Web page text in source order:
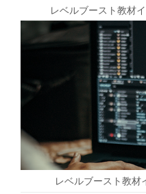
レベルブースト教材
レベルブースト教